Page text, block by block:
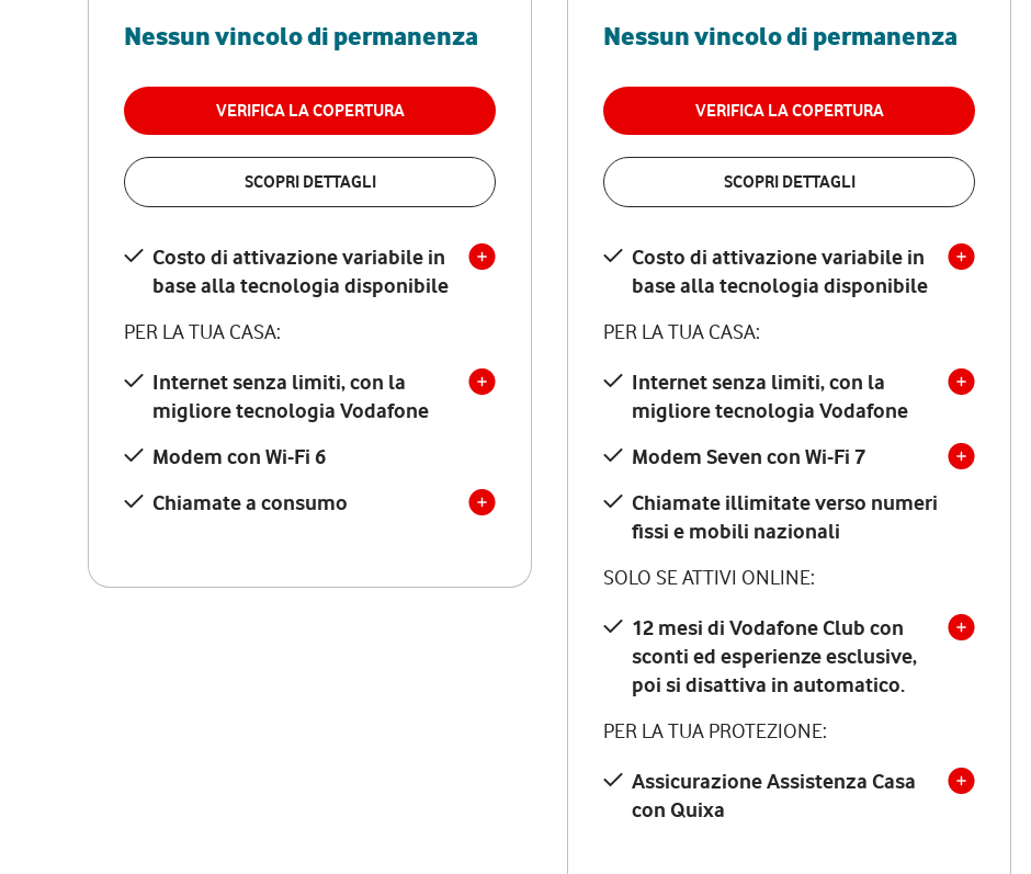
Nessun vincolo di permanenza
VERIFICA LA COPERTURA
SCOPRI DETTAGLI
Costo di attivazione variabile in
base alla tecnologia disponibile
PER LA TUA CASA:
Internet senza limiti, con la
migliore tecnologia Vodafone
Modem con Wi-Fi 6
Chiamate a consumo
Nessun vincolo di permanenza
VERIFICA LA COPERTURA
SCOPRI DETTAGLI
Costo di attivazione variabile in
base alla tecnologia disponibile
PER LA TUA CASA:
Internet senza limiti, con la
migliore tecnologia Vodafone
Modem Seven con Wi-Fi 7
Chiamate illimitate verso numeri
fissi e mobili nazionali
SOLO SE ATTIVI ONLINE:
12 mesi di Vodafone Club con
sconti ed esperienze esclusive,
poi si disattiva in automatico.
PER LA TUA PROTEZIONE:
Assicurazione Assistenza Casa
con Quixa